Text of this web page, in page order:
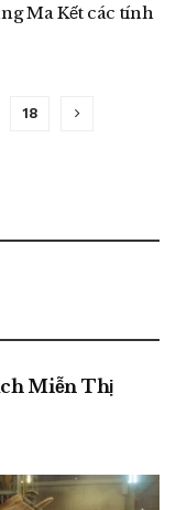
Ma Kết các tính
18
Miễn Thị